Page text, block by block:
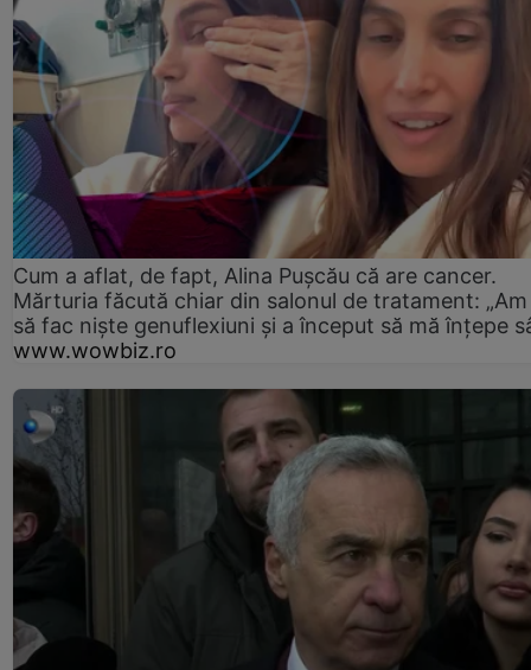
Cum a aflat, de fapt, Alina Pușcău că are cancer.
Mărturia făcută chiar din salonul de tratament:
să fac niște genuflexiuni și a început să mă înțepe
www.wowbiz.ro